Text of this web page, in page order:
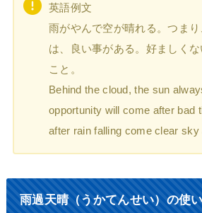
英語例文
雨がやんで空が晴れる。つま
は、良い事がある。好ましく
こと。
Behind the cloud, the sun
opportunity will come after bad
after rain falling come clear sky
雨過天晴（うかてんせい）の使